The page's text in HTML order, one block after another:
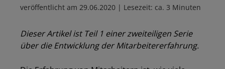
veröffentlicht am 29.06.2020 | Lesezeit: ca. 3 Minuten
Dieser Artikel ist Teil 1 einer zweiteiligen Serie
über die Entwicklung der Mitarbeitererfahrung.